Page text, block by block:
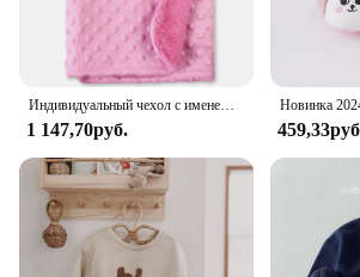
Индивидуальный чехол с именем ребенка, детское одеяло на заказ, одеяло для новорожденных мальчиков и девочек, подарок на день рождения, пеленка для детской кроватки, одеяло для детской кроватки
1 147,70руб.